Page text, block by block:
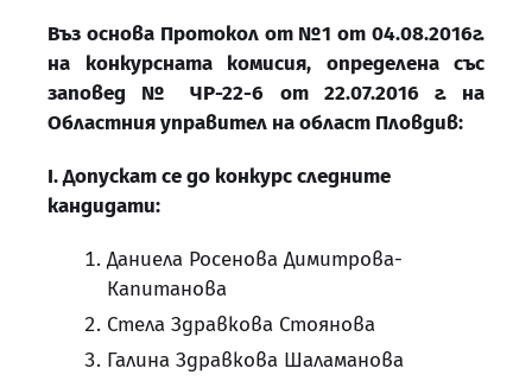
Въз основа Протокол от №1 от 04.08.2016г.
на конкурсната комисия, определена със
заповед № ЧР-22-6 от 22.07.2016 г. на
Областния управител на област Пловдив:
І. Допускат се до конкурс следните
кандидати:
Даниела Росенова Димитрова-
Капитанова
Стела Здравкова Стоянова
Галина Здравкова Шаламанова